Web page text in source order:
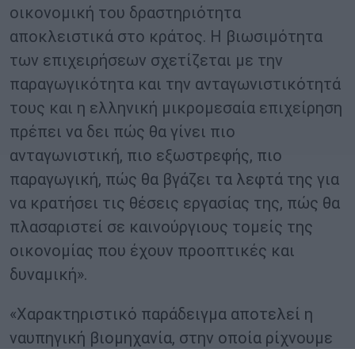
οικονομική του δραστηριότητα
αποκλειστικά στο κράτος. Η βιωσιμότητα
των επιχειρήσεων σχετίζεται με την
παραγωγικότητα και την ανταγωνιστικότητά
τους και η ελληνική μικρομεσαία επιχείρηση
πρέπει να δει πώς θα γίνει πιο
ανταγωνιστική, πιο εξωστρεφής, πιο
παραγωγική, πώς θα βγάζει τα λεφτά της για
να κρατήσει τις θέσεις εργασίας της, πώς θα
πλασαριστεί σε καινούργιους τομείς της
οικονομίας που έχουν προοπτικές και
δυναμική».
«Χαρακτηριστικό παράδειγμα αποτελεί η
ναυπηγική βιομηχανία, στην οποία ρίχνουμε